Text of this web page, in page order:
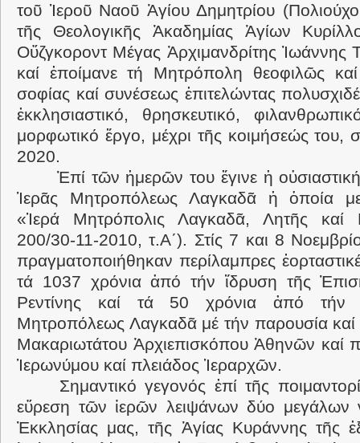
τοῦ Ἱεροῦ Ναοῦ Ἁγίου Δημητρίου
τῆς Θεολογικῆς Ἀκαδημίας Ἁγίων
Οὔζγκοροντ Μέγας Ἀρχιμανδρίτης Ἰωάννης
καί ἐποίμανε τή Μητρόπολη θεοφιλῶς
σοφίας καί συνέσεως ἐπιτελώντας
ἐκκλησιαστικό, θρησκευτικό,
μορφωτικό ἔργο, μέχρι τῆς κοιμήσεώς του,
2020.
Ἐπί τῶν ἡμερῶν του ἔγινε ἡ
Ἱερᾶς Μητροπόλεως Λαγκαδᾶ ἡ ὁποία
«Ἱερά Μητρόπολις Λαγκαδᾶ, Λητῆς καί
200/30-11-2010, τ.Α΄). Στίς 7 και 8
πραγματοποιήθηκαν περίλαμπρες
τά 1037 χρόνια ἀπό τήν ἵδρυση τῆς
Ρεντίνης καί τά 50 χρόνια ἀπό τήν
Μητροπόλεως Λαγκαδᾶ μέ τήν παρουσία καί
Μακαριωτάτου Ἀρχιεπισκόπου Ἀθηνῶν καί
Ἱερωνύμου καί πλειάδος Ἱεραρχῶν.
Σημαντικό γεγονός ἐπί τῆς
εὕρεση τῶν ἱερῶν λειψάνων δύο μεγάλων
Ἐκκλησίας μας, τῆς Ἁγίας Κυράννης τῆς